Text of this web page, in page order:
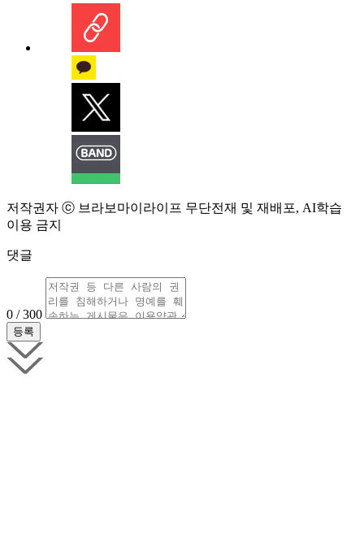
저작권자 ⓒ 브라보마이라이프 무단전재 및 재배포, AI학습
이용 금지
댓글
0 / 300